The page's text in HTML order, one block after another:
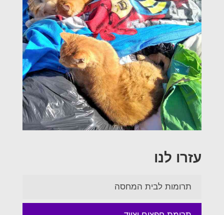
עזרו לנו
תרומות לבית המחסה